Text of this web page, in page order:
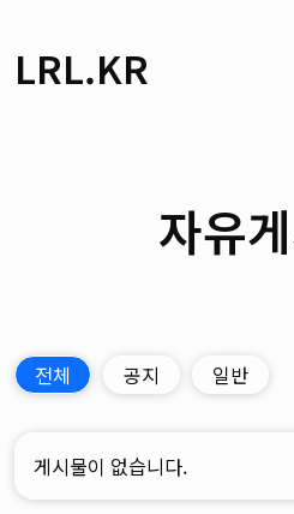
LRL.KR
자유
전체 공지 일반
게시물이 없습니다.